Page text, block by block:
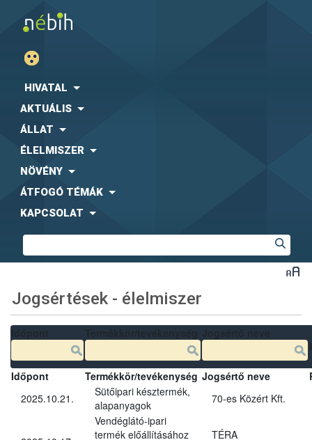
HIVATAL
AKTUÁLIS
ÁLLAT
ÉLELMISZER
NÖVÉNY
ÁTFOGÓ TÉMÁK
KAPCSOLAT
Jogsértések - élelmiszer
Időpont Termékkör/tevékenység Jogsértő neve
2025.10.21.
Sütőipari késztermék,
alapanyagok
70-es Közért Kft.
Vendéglátó-ipari
termék előállításához
TÉRA